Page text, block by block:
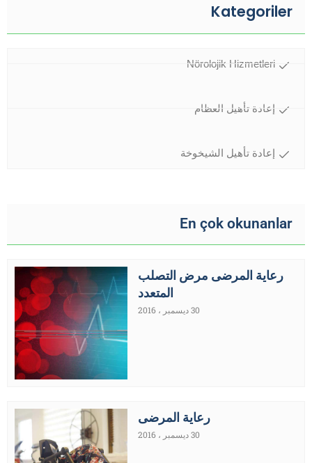
Kategoriler
Nörolojik Hizmetleri
إعادة تأهيل العظام
إعادة تأهيل الشيخوخة
En çok okunanlar
رعاية المرضى مرض التصلب
المتعدد
30 ديسمبر ، 2016
رعاية المرضى
30 ديسمبر ، 2016